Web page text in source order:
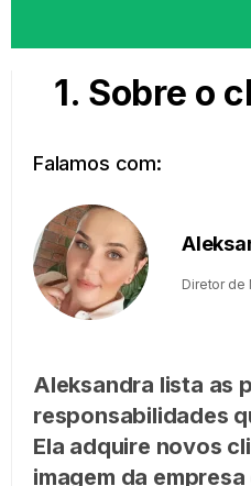
1. Sobre o
Falamos com:
Diretor de
Aleksandra lista as
responsabilidades
Ela adquire novos
imagem da